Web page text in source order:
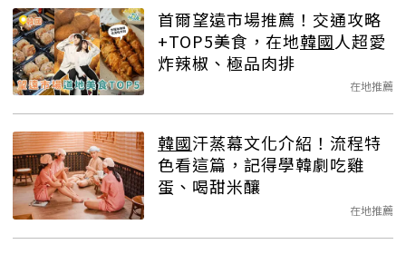
首爾望遠市場推薦！交通攻略
+TOP5美食，在地韓國人超愛
炸辣椒、極品肉排
在地推薦
韓國汗蒸幕文化介紹！流程特
色看這篇，記得學韓劇吃雞
蛋、喝甜米釀
在地推薦